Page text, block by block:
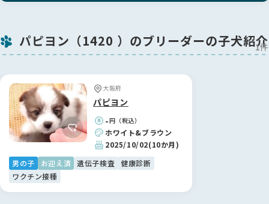
パピヨン（1420 ）のブリーダーの子犬紹介
1件
大阪府
パピヨン
-円（税込）
ホワイト&ブラウン
2025/10/02(10か月)
男の子
お迎え済 遺伝子検査
健康診断
ワクチン接種